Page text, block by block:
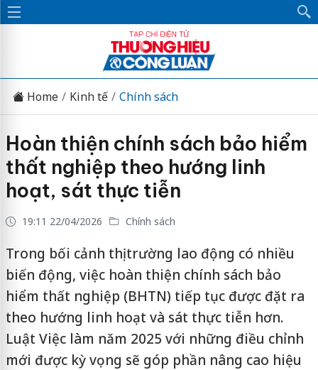
Home Kinh tế Chính sách
Hoàn thiện chính sách bảo hiểm
thất nghiệp theo hướng linh
hoạt, sát thực tiễn
19:11 22/04/2026 Chính sách
Trong bối cảnh thị trường lao động có nhiều
biến động, việc hoàn thiện chính sách bảo
hiểm thất nghiệp (BHTN) tiếp tục được đặt ra
theo hướng linh hoạt và sát thực tiễn hơn.
Luật Việc làm năm 2025 với những điều chỉnh
mới được kỳ vọng sẽ góp phần nâng cao hiệu